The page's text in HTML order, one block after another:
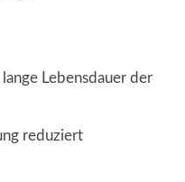
Lebensdauer der
reduziert